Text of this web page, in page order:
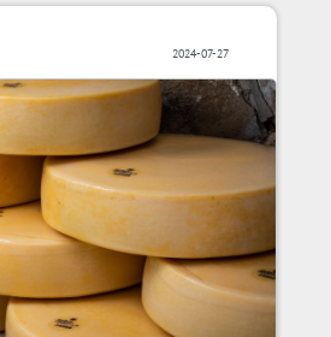
2024-07-27